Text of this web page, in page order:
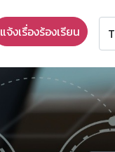
แจ้งเรื่องร้องเรียน